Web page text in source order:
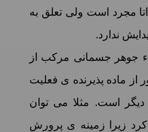
مجرد است ولی تعلق به
ندارد.
جوهر جسمانی مرکب از
ماده پذیرنده ی فعلیت
است. مثلا می توان
زیرا زمینه ی پرورش